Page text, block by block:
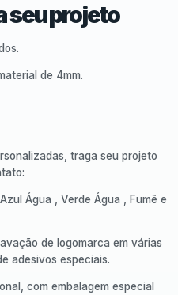
seu projeto
de 4mm.
traga seu projeto
Água , Verde Água , Fumê e
de logomarca em várias
adesivos especiais.
com embalagem especial